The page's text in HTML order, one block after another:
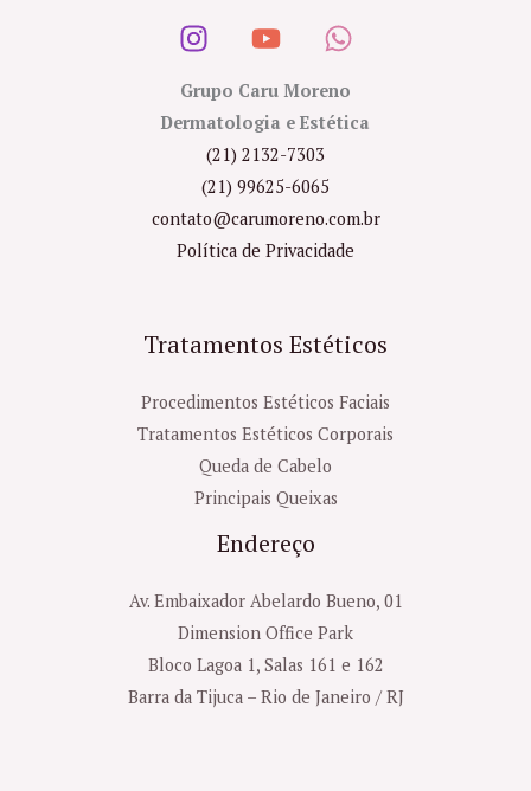
Grupo Caru Moreno
Dermatologia e Estética
(21) 2132-7303
(21) 99625-6065
contato@carumoreno.com.br
Política de Privacidade
Tratamentos Estéticos
Procedimentos Estéticos Faciais
Tratamentos Estéticos Corporais
Queda de Cabelo
Principais Queixas
Endereço
Av. Embaixador Abelardo Bueno, 01
Dimension Office Park
Bloco Lagoa 1, Salas 161 e 162
Barra da Tijuca – Rio de Janeiro / RJ